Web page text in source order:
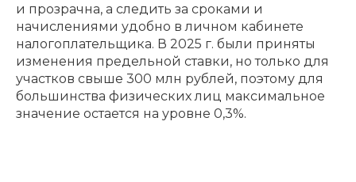
и прозрачна, а следить за сроками и
начислениями удобно в личном кабинете
налогоплательщика. В 2025 г. были приняты
изменения предельной ставки, но только для
участков свыше 300 млн рублей, поэтому для
большинства физических лиц максимальное
значение остается на уровне 0,3%.